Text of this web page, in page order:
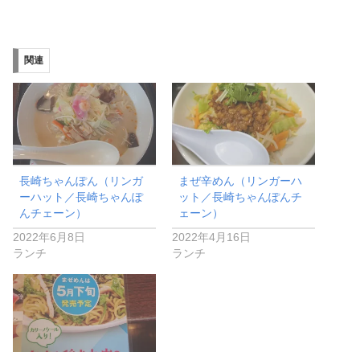
関連
長崎ちゃんぽん（リンガ
ーハット／長崎ちゃんぽ
んチェーン）
2022年6月8日
ランチ
まぜ辛めん（リンガーハ
ット／長崎ちゃんぽんチ
ェーン）
2022年4月16日
ランチ